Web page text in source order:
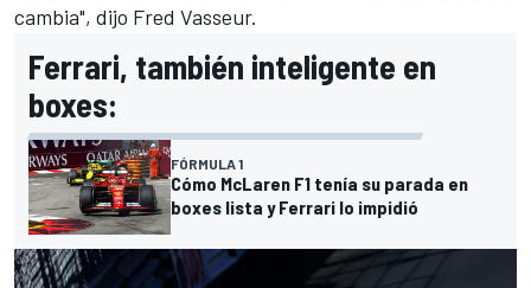
cambia", dijo Fred Vasseur.
Ferrari, también inteligente en
boxes:
FÓRMULA 1
Cómo McLaren F1 tenía su parada en
boxes lista y Ferrari lo impidió